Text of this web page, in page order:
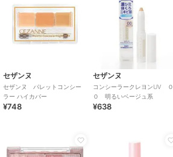
セザンヌ
セザンヌ パレットコンシー
ラー ハイカバー
¥748
セザンヌ
コンシーラークレヨンUV ０
０ 明るいベージュ系
¥638